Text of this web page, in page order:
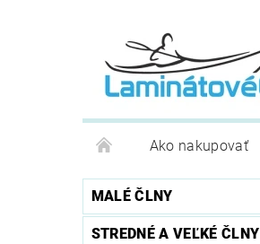
Ako nakupovať
MALÉ ČLNY
STREDNÉ A VEĽKÉ ČLNY